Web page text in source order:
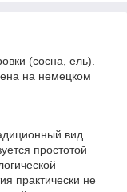
(сосна, ель).
на немецком
вид
простотой
практически не